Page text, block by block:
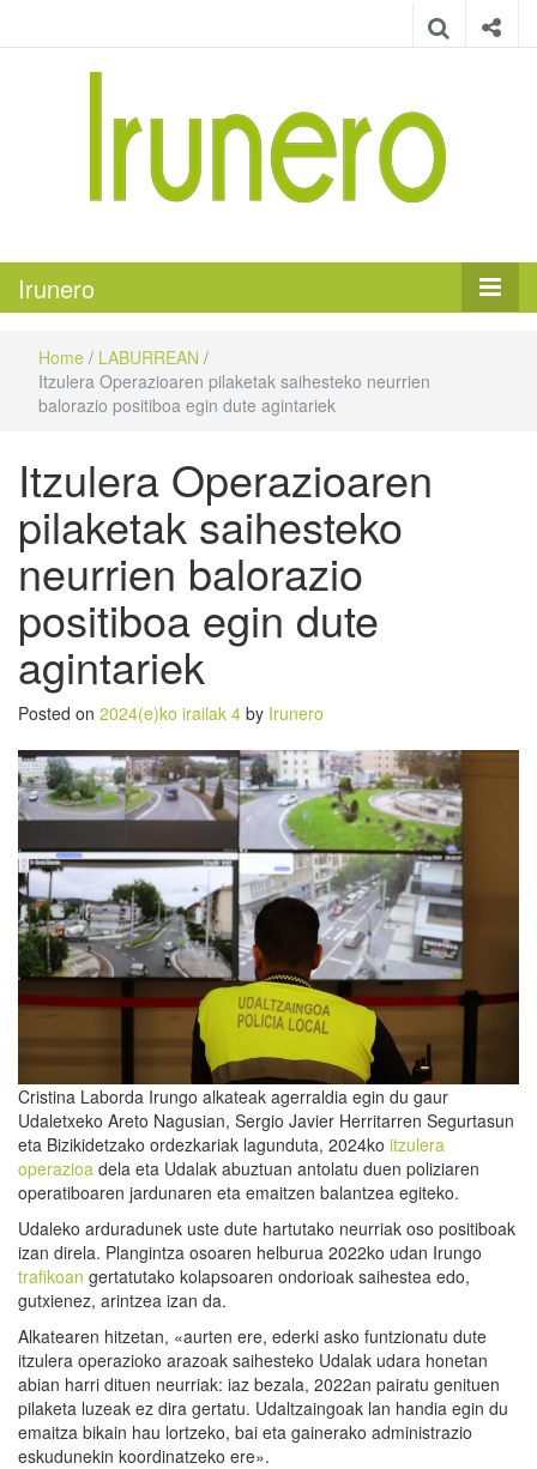
Irunero
Home / LABURREAN /
Itzulera Operazioaren pilaketak saihesteko neurrien
balorazio positiboa egin dute agintariek
Itzulera Operazioaren
pilaketak saihesteko
neurrien balorazio
positiboa egin dute
agintariek
Posted on 2024(e)ko irailak 4 by Irunero
Cristina Laborda Irungo alkateak agerraldia egin du gaur
Udaletxeko Areto Nagusian, Sergio Javier Herritarren Segurtasun
eta Bizikidetzako ordezkariak lagunduta, 2024ko itzulera
operazioa dela eta Udalak abuztuan antolatu duen poliziaren
operatiboaren jardunaren eta emaitzen balantzea egiteko.
Udaleko arduradunek uste dute hartutako neurriak oso positiboak
izan direla. Plangintza osoaren helburua 2022ko udan Irungo
trafikoan gertatutako kolapsoaren ondorioak saihestea edo,
gutxienez, arintzea izan da.
Alkatearen hitzetan, «aurten ere, ederki asko funtzionatu dute
itzulera operazioko arazoak saihesteko Udalak udara honetan
abian harri dituen neurriak: iaz bezala, 2022an pairatu genituen
pilaketa luzeak ez dira gertatu. Udaltzaingoak lan handia egin du
emaitza bikain hau lortzeko, bai eta gainerako administrazio
eskudunekin koordinatzeko ere».